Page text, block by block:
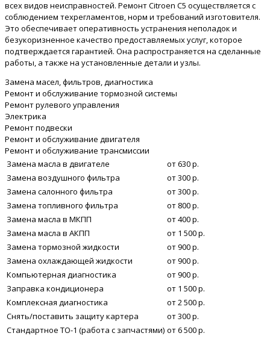
всех видов неисправностей. Ремонт Citroen C5 осуществляется с
соблюдением техрегламентов, норм и требований изготовителя.
Это обеспечивает оперативность устранения неполадок и
безукоризненное качество предоставляемых услуг, которое
подтверждается гарантией. Она распространяется на сделанные
работы, а также на установленные детали и узлы.
Замена масел, фильтров, диагностика
Ремонт и обслуживание тормозной системы
Ремонт рулевого управления
Электрика
Ремонт подвески
Ремонт и обслуживание двигателя
Ремонт и обслуживание трансмиссии
Замена масла в двигателе
от 630 р.
Замена воздушного фильтра
от 300 р.
Замена салонного фильтра
от 300 р.
Замена топливного фильтра
от 800 р.
Замена масла в МКПП
от 400 р.
Замена масла в АКПП
от 1 500 р.
Замена тормозной жидкости
от 900 р.
Замена охлаждающей жидкости
от 900 р.
Компьютерная диагностика
от 900 р.
Заправка кондиционера
от 1 500 р.
Комплексная диагностика
от 2 500 р.
Снять/поставить защиту картера
от 300 р.
Стандартное ТО-1 (работа с запчастями) от 6 500 р.